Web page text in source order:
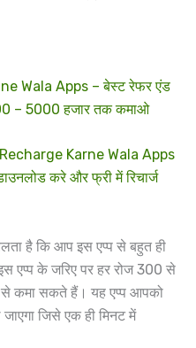
Wala Apps – बेस्ट रेफर एंड
– 5000 हजार तक कमाओ
Karne Wala Apps
करे और फ्री में रिचार्ज
है कि आप इस एप्प से बहुत ही
के जरिए पर हर रोज 300 से
कमा सकते हैं। यह एप्प आपको
जिसे एक ही मिनट में